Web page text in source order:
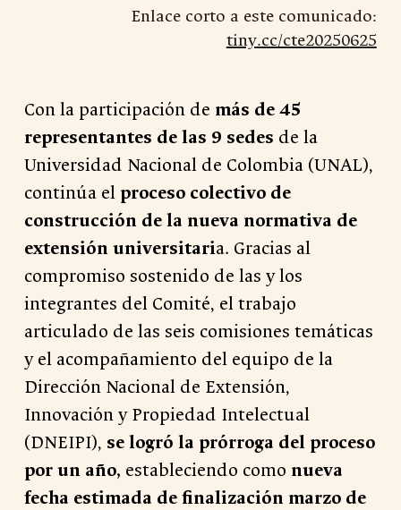
Enlace corto a este comunicado:
tiny.cc/cte20250625
Con la participación de más de 45
representantes de las 9 sedes de la
Universidad Nacional de Colombia (UNAL),
continúa el proceso colectivo de
construcción de la nueva normativa de
extensión universitaria. Gracias al
compromiso sostenido de las y los
integrantes del Comité, el trabajo
articulado de las seis comisiones temáticas
y el acompañamiento del equipo de la
Dirección Nacional de Extensión,
Innovación y Propiedad Intelectual
(DNEIPI), se logró la prórroga del proceso
por un año, estableciendo como nueva
fecha estimada de finalización marzo de